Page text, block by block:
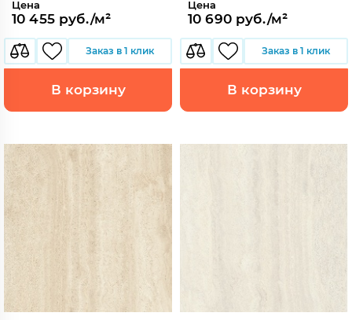
Цена
10 455 руб./м²
Заказ в 1 клик
В корзину
Цена
10 690 руб./м²
Заказ в 1 клик
В корзину